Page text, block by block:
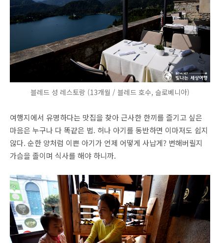
블레드 성 레스토랑 (13개월 / 블레드 호수, 슬로베니아)
여행지에서 유명하다는 맛집을 찾아 근사한 한끼를 즐기고 싶은
마음은 누구나 다 똑같은 법. 허나 아기를 동반하면 이마저도 쉽지
않다. 순한 양처럼 이쁜 아기가 언제 어떻게 사납게? 변해버릴지
가슴을 졸이며 식사를 해야 하니까.